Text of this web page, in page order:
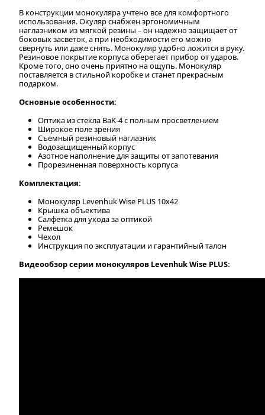
В конструкции монокуляра учтено все для комфортного
использования. Окуляр снабжен эргономичным
наглазником из мягкой резины – он надежно защищает от
боковых засветок, а при необходимости его можно
свернуть или даже снять. Монокуляр удобно ложится в руку.
Резиновое покрытие корпуса оберегает прибор от ударов.
Кроме того, оно очень приятно на ощупь. Монокуляр
поставляется в стильной коробке и станет прекрасным
подарком.
Основные особенности:
Оптика из стекла BaK-4 с полным просветлением
Широкое поле зрения
Съемный резиновый наглазник
Водозащищенный корпус
Азотное наполнение для защиты от запотевания
Прорезиненная поверхность корпуса
Комплектация:
Монокуляр Levenhuk Wise PLUS 10x42
Крышка объектива
Салфетка для ухода за оптикой
Ремешок
Чехол
Инструкция по эксплуатации и гарантийный талон
Видеообзор серии монокуляров Levenhuk Wise PLUS: